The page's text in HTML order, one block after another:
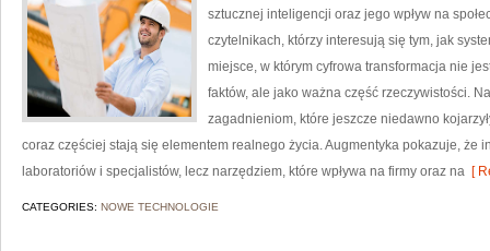
sztucznej inteligencji oraz jego wpływ na
czytelnikach, którzy interesują się tym, jak
miejsce, w którym cyfrowa transformacja nie
faktów, ale jako ważna część rzeczywistości.
zagadnieniom, które jeszcze niedawno
coraz częściej stają się elementem realnego życia. Augmentyka pokazuje, że
laboratoriów i specjalistów, lecz narzędziem, które wpływa na firmy oraz na [
CATEGORIES: NOWE TECHNOLOGIE